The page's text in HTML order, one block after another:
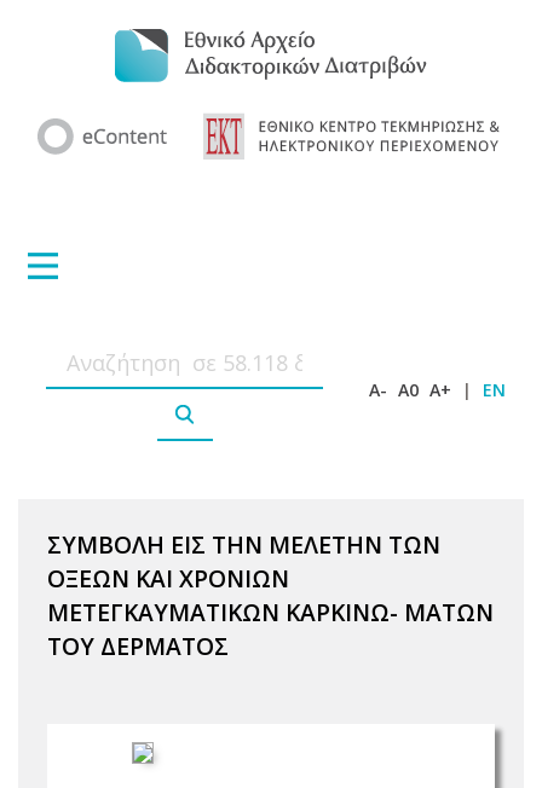
A- A0 A+ | EN
ΣΥΜΒΟΛΗ ΕΙΣ ΤΗΝ ΜΕΛΕΤΗΝ ΤΩΝ
ΟΞΕΩΝ ΚΑΙ ΧΡΟΝΙΩΝ
ΜΕΤΕΓΚΑΥΜΑΤΙΚΩΝ ΚΑΡΚΙΝΩ- ΜΑΤΩΝ
ΤΟΥ ΔΕΡΜΑΤΟΣ